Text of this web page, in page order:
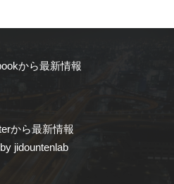
から最新情報
から最新情報
jidountenlab